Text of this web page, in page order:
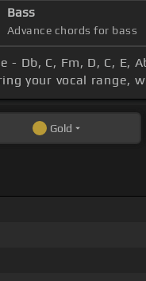
Bass
Advance chords for bass
- Db, C, Fm, D, C,
your vocal range,
Gold